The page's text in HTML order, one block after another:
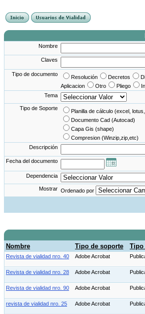
Nombre
Claves
Tipo de documento Resolución Decretos
Aplicacion
Otro Pliego
Tema
Tipo de Soporte Planilla de cálculo (excel,
Documento Cad (Autocad)
Capa Gis (shape)
Compresion (Winzip,zip,etc)
Descripción
Fecha del documento
Dependencia
Mostrar Ordenado por
Nombre Tipo de soporte Tipo
Revista de vialidad nro. 40 Adobe Acrobat
Revista de vialidad nro. 28 Adobe Acrobat
Revista de vialidad nro. 90 Adobe Acrobat
revista de vialidad nro. 25 Adobe Acrobat